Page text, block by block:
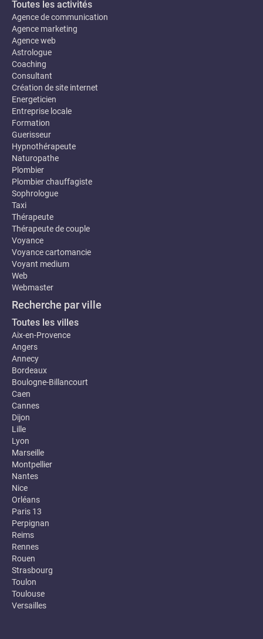
Toutes les activités
Agence de communication
Agence marketing
Agence web
Astrologue
Coaching
Consultant
Création de site internet
Energeticien
Entreprise locale
Formation
Guerisseur
Hypnothérapeute
Naturopathe
Plombier
Plombier chauffagiste
Sophrologue
Taxi
Thérapeute
Thérapeute de couple
Voyance
Voyance cartomancie
Voyant medium
Web
Webmaster
Recherche par ville
Toutes les villes
Aix-en-Provence
Angers
Annecy
Bordeaux
Boulogne-Billancourt
Caen
Cannes
Dijon
Lille
Lyon
Marseille
Montpellier
Nantes
Nice
Orléans
Paris 13
Perpignan
Reims
Rennes
Rouen
Strasbourg
Toulon
Toulouse
Versailles